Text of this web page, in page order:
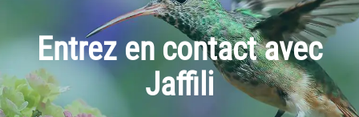
Entrez en contact avec
Jaffili